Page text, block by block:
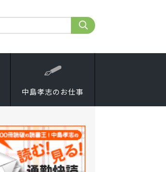
中島孝志のお仕事